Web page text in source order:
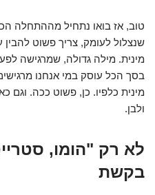
טוב, אז בואו נתחיל מההתחלה
שנצלול לעומק, צריך פשוט
מינית. מילה גדולה, שמרגישה
בסך הכל עוסק במי אנחנו
מינית כלפיו. כן, פשוט ככה. וגם
ולבן.
לא רק "הומו,
בקשת